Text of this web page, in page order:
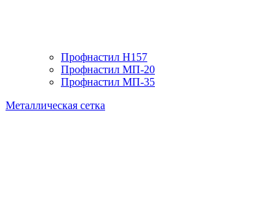
Профнастил H157
Профнастил МП-20
Профнастил МП-35
Металлическая сетка